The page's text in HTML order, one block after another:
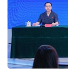
非必要不乱花
"校园贷"换上"